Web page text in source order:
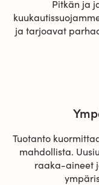
Pitkän ja
ja tarjoavat
Tuotanto
mahdollista.
raaka-aineet